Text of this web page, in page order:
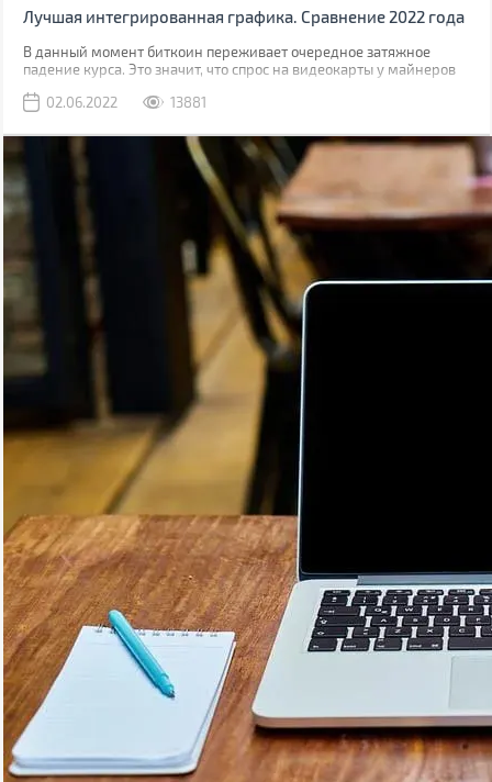
Лучшая интегрированная графика. Сравнение 2022 года
В данный момент биткоин переживает очередное затяжное
падение курса. Это значит, что спрос на видеокарты у майнеров
розничном рынке. Снизятся и цены на дискретную графику. Едва
были на 10-15% дороже цены рекомендованной производителем,
но падение будет ощутимым.
02.06.2022 13881